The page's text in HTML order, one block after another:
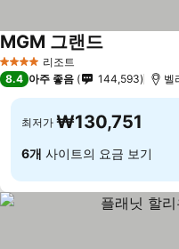
4 성급 리조트
MGM 그랜드요금 보기
8.4 아주 좋음 144,593 벨
최저가 ₩130,751
6개 사이트의 요금 보기